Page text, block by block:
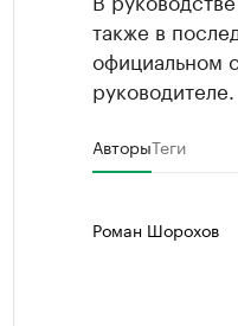
также в
официальном
руководителе.
АвторыТеги
Роман Шорохов